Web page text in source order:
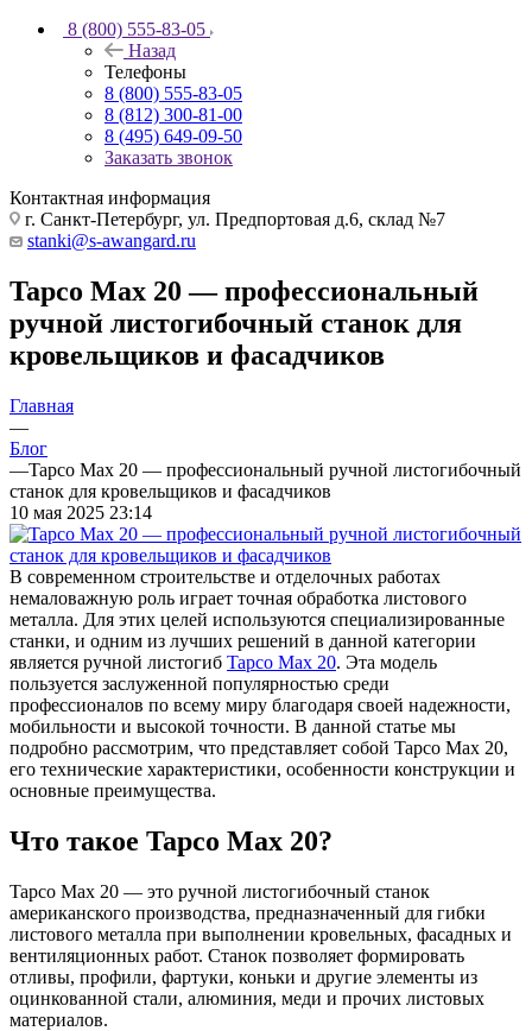
8 (800) 555-83-05
Назад
Телефоны
8 (800) 555-83-05
8 (812) 300-81-00
8 (495) 649-09-50
Заказать звонок
Контактная информация
г. Санкт-Петербург, ул. Предпортовая д.6, склад №7
stanki@s-awangard.ru
Tapco Max 20 — профессиональный
ручной листогибочный станок для
кровельщиков и фасадчиков
Главная
—
Блог
—Tapco Max 20 — профессиональный ручной листогибочный
станок для кровельщиков и фасадчиков
10 мая 2025 23:14
В современном строительстве и отделочных работах
немаловажную роль играет точная обработка листового
металла. Для этих целей используются специализированные
станки, и одним из лучших решений в данной категории
является ручной листогиб Tapco Max 20. Эта модель
пользуется заслуженной популярностью среди
профессионалов по всему миру благодаря своей надежности,
мобильности и высокой точности. В данной статье мы
подробно рассмотрим, что представляет собой Tapco Max 20,
его технические характеристики, особенности конструкции и
основные преимущества.
Что такое Tapco Max 20?
Tapco Max 20 — это ручной листогибочный станок
американского производства, предназначенный для гибки
листового металла при выполнении кровельных, фасадных и
вентиляционных работ. Станок позволяет формировать
отливы, профили, фартуки, коньки и другие элементы из
оцинкованной стали, алюминия, меди и прочих листовых
материалов.